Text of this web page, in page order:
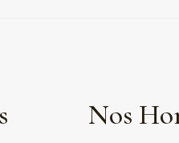
Nos